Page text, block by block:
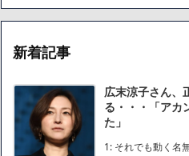
新着記事
広末涼子さん、
る・・・「アカ
た」
1: それでも動く名